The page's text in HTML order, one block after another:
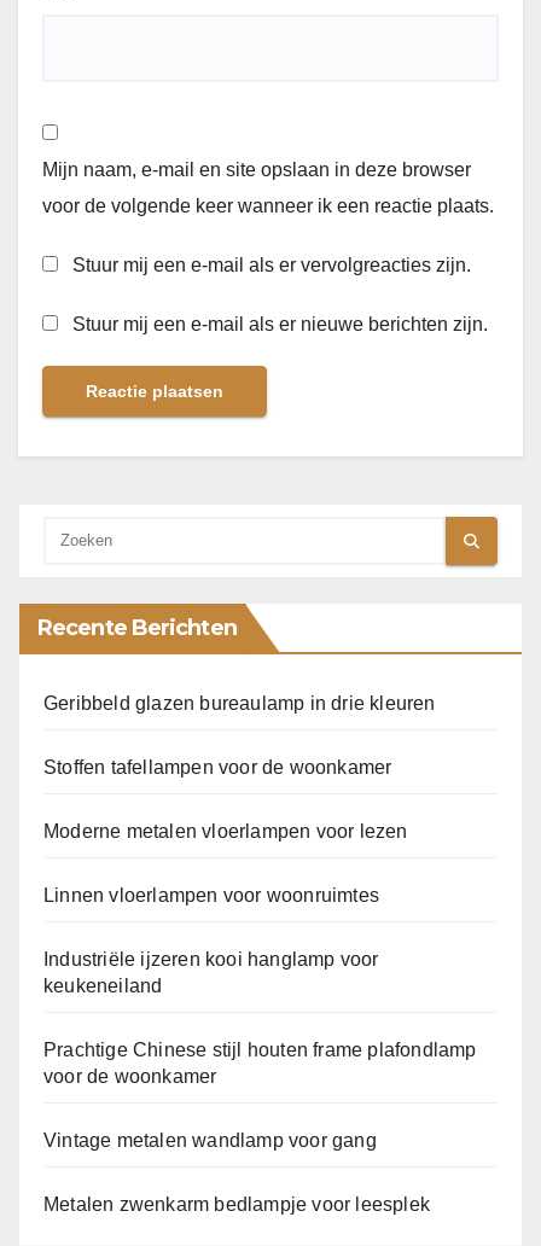
Mijn naam, e-mail en site opslaan in deze browser
voor de volgende keer wanneer ik een reactie plaats.
Stuur mij een e-mail als er vervolgreacties zijn.
Stuur mij een e-mail als er nieuwe berichten zijn.
Recente Berichten
Geribbeld glazen bureaulamp in drie kleuren
Stoffen tafellampen voor de woonkamer
Moderne metalen vloerlampen voor lezen
Linnen vloerlampen voor woonruimtes
Industriële ijzeren kooi hanglamp voor
keukeneiland
Prachtige Chinese stijl houten frame plafondlamp
voor de woonkamer
Vintage metalen wandlamp voor gang
Metalen zwenkarm bedlampje voor leesplek